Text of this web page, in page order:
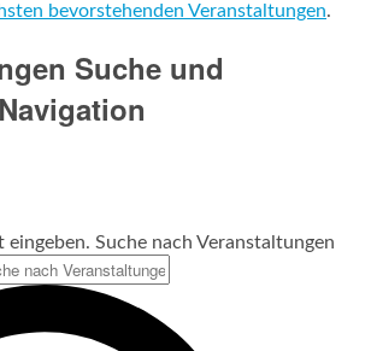
bevorstehenden Veranstaltungen.
Suche und
eingeben. Suche nach Veranstaltungen